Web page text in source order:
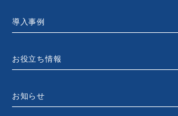
導入事例
お役立ち情報
お知らせ